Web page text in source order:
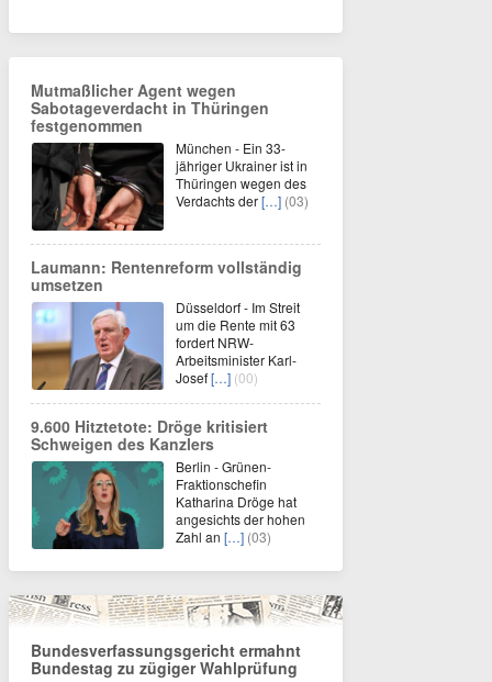
Mutmaßlicher Agent wegen
Sabotageverdacht in Thüringen
festgenommen
München - Ein 33-
jähriger Ukrainer ist in
Thüringen wegen des
Verdachts der[…] (03)
Laumann: Rentenreform vollständig
umsetzen
Düsseldorf - Im Streit
um die Rente mit 63
fordert NRW-
Arbeitsminister Karl-
Josef[…] (00)
9.600 Hitztetote: Dröge kritisiert
Schweigen des Kanzlers
Berlin - Grünen-
Fraktionschefin
Katharina Dröge hat
angesichts der hohen
Zahl an […] (03)
Bundesverfassungsgericht ermahnt
Bundestag zu zügiger Wahlprüfung